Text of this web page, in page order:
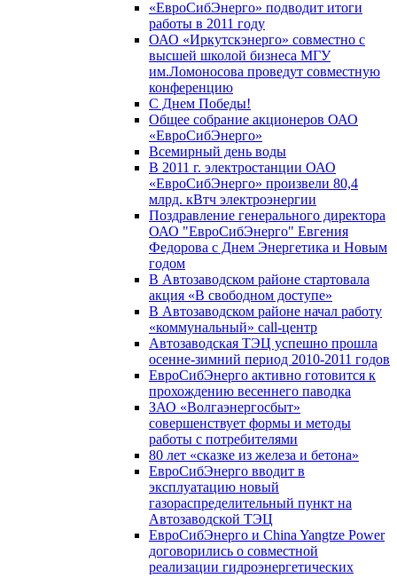
«ЕвроСибЭнерго» подводит итоги
работы в 2011 году
ОАО «Иркутскэнерго» совместно с
высшей школой бизнеса МГУ
им.Ломоносова проведут совместную
конференцию
С Днем Победы!
Общее собрание акционеров ОАО
«ЕвроСибЭнерго»
Всемирный день воды
В 2011 г. электростанции ОАО
«ЕвроСибЭнерго» произвели 80,4
млрд. кВтч электроэнергии
Поздравление генерального директора
ОАО "ЕвроСибЭнерго" Евгения
Федорова с Днем Энергетика и Новым
годом
В Автозаводском районе стартовала
акция «В свободном доступе»
В Автозаводском районе начал работу
«коммунальный» call-центр
Автозаводская ТЭЦ успешно прошла
осенне-зимний период 2010-2011 годов
ЕвроСибЭнерго активно готовится к
прохождению весеннего паводка
ЗАО «Волгаэнергосбыт»
совершенствует формы и методы
работы с потребителями
80 лет «сказке из железа и бетона»
ЕвроСибЭнерго вводит в
эксплуатацию новый
газораспределительный пункт на
Автозаводской ТЭЦ
ЕвроСибЭнерго и China Yangtze Power
договорились о совместной
реализации гидроэнергетических